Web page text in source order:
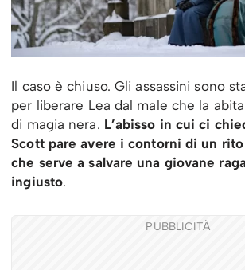
Il caso è chiuso. Gli assassini sono
per liberare Lea dal male che la
di magia nera. L’abisso in cui ci
Scott pare avere i contorni di un
che serve a salvare una giovane
ingiusto.
PUBBLICITÀ